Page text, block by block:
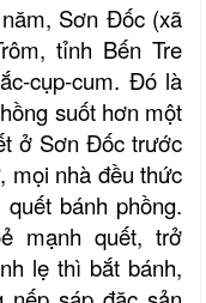
Sơn Đốc (xã
tỉnh Bến Tre
cụp-cum. Đó là
suốt hơn một
ở Sơn Đốc trước
mọi nhà đều thức
bánh phồng.
mạnh quết, trở
lẹ thì bắt bánh,